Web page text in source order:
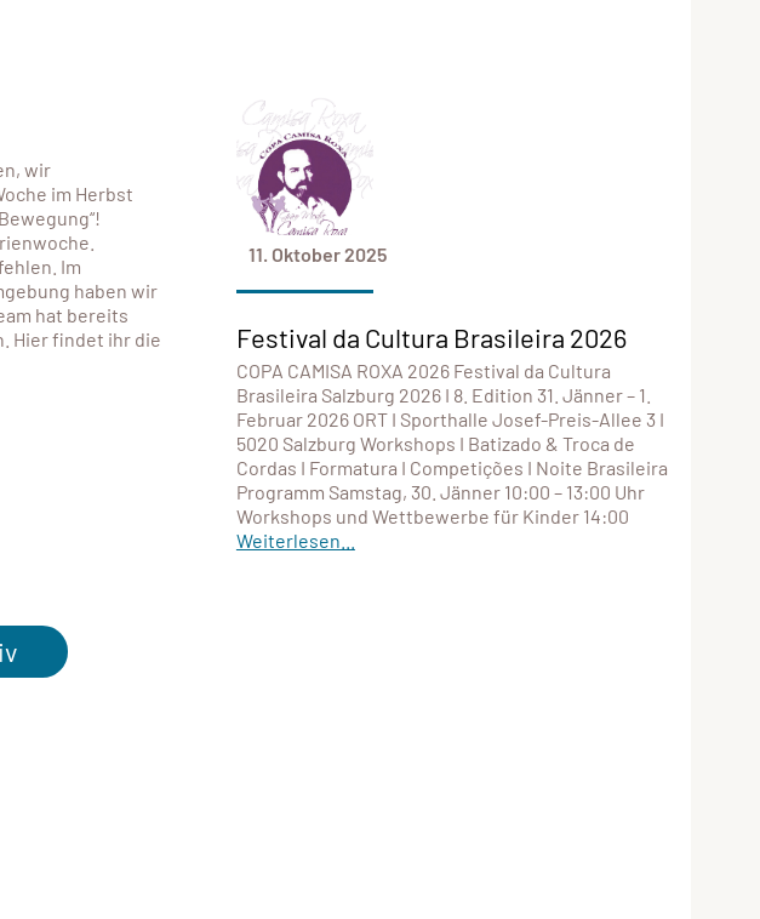
wir
im Herbst
Im
haben wir
hat bereits
Hier findet ihr die
11. Oktober 2025
Festival da Cultura Brasileira 2026
COPA CAMISA ROXA 2026 Festival da Cultura
Brasileira Salzburg 2026 I 8. Edition 31. Jänner – 1.
Februar 2026 ORT I Sporthalle Josef-Preis-Allee 3 I
5020 Salzburg Workshops I Batizado & Troca de
Cordas I Formatura I Competições I Noite Brasileira
Programm Samstag, 30. Jänner 10:00 – 13:00 Uhr
Workshops und Wettbewerbe für Kinder 14:00
Weiterlesen...